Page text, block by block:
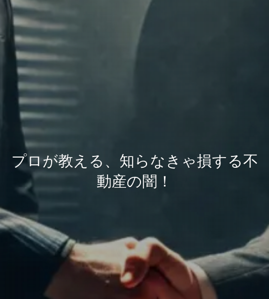
プロが教える、知らなきゃ損する不
動産の闇！